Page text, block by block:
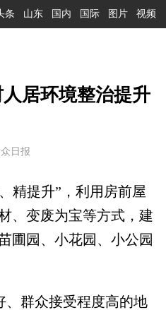
条 山东 国内 国际 图片 视频
居环境整治提升
日报
提升”，利用房前屋
、变废为宝等方式，建
圃园、小花园、小公园
群众接受程度高的地